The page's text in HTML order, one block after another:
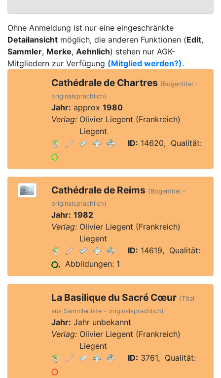
Ohne Anmeldung ist nur eine eingeschränkte
Detailansicht möglich, die anderen Funktionen (Edit,
Sammler, Merke, Aehnlich) stehen nur AGK-
Mitgliedern zur Verfügung (Mitglied werden?).
Cathédrale de Chartres (Bogentitel -
originalsprachlich)
Jahr: approx 1980
Verlag:Olivier Liegent (Frankreich)
Liegent
ID: 14620, Qualität:
Cathédrale de Reims (Bogentitel -
originalsprachlich)
Jahr: 1982
Verlag:Olivier Liegent (Frankreich)
Liegent
ID: 14619, Qualität:
, Abbildungen: 1
La Basilique du Sacré Cœur (Titel
aus Sammlerliste - originalsprachlich)
Jahr: Jahr unbekannt
Verlag:Olivier Liegent (Frankreich)
Liegent
ID: 3761, Qualität: